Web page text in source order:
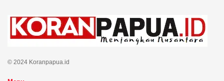
© 2024 Koranpapua.id